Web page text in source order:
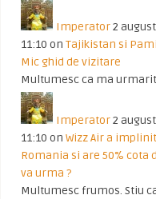
Imperator2
11:10 on Tajikistan si
Mic ghid de vizitare
Multumesc ca ma
Imperator2
11:10 on Wizz Air a
Romania si are 50% cota
va urma ?
Multumesc frumos. Stiu